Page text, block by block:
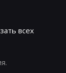
всех